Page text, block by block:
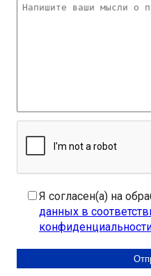
Я согласен(а) на
данных в